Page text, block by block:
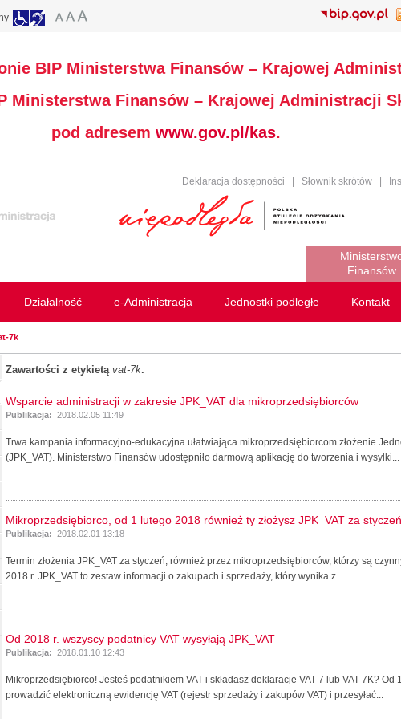
BIP Ministerstwa Finansów – Krajowej
Ministerstwa Finansów – Krajowej Administracji
pod adresem www.gov.pl/kas.
Deklaracja dostępności Słownik skrótów
Finansów
Działalność e-Administracja Jednostki podległe Kontakt
7k
Zawartości z etykietą vat-7k.
Wsparcie administracji w zakresie JPK_VAT dla mikroprzedsiębiorców
Publikacja: 2018.02.05 11:49
Trwa kampania informacyjno-edukacyjna ułatwiająca mikroprzedsiębiorcom złożenie
(JPK_VAT). Ministerstwo Finansów udostępniło darmową aplikację do tworzenia i wysyłki...
Mikroprzedsiębiorco, od 1 lutego 2018 również ty złożysz JPK_VAT za
Publikacja: 2018.02.01 13:18
Termin złożenia JPK_VAT za styczeń, również przez mikroprzedsiębiorców, którzy są
2018 r. JPK_VAT to zestaw informacji o zakupach i sprzedaży, który wynika z...
Od 2018 r. wszyscy podatnicy VAT wysyłają JPK_VAT
Publikacja: 2018.01.10 12:43
Mikroprzedsiębiorco! Jesteś podatnikiem VAT i składasz deklaracje VAT-7 lub VAT-7K? Od
prowadzić elektroniczną ewidencję VAT (rejestr sprzedaży i zakupów VAT) i przesyłać...